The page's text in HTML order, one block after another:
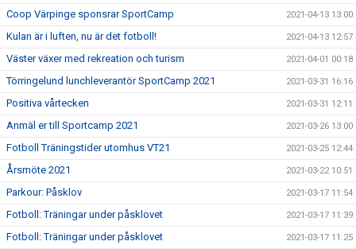
Coop Värpinge sponsrar SportCamp 2021-04-13 13:00
Kulan är i luften, nu är det fotboll! 2021-04-13 12:57
Väster växer med rekreation och turism 2021-04-01 00:18
Törringelund lunchleverantör SportCamp 2021 2021-03-31 16:16
Positiva vårtecken 2021-03-31 12:11
Anmäl er till Sportcamp 2021 2021-03-26 13:00
Fotboll Träningstider utomhus VT21 2021-03-25 12:44
Årsmöte 2021 2021-03-22 10:51
Parkour: Påsklov 2021-03-17 11:54
Fotboll: Träningar under påsklovet 2021-03-17 11:39
Fotboll: Träningar under påsklovet 2021-03-17 11:25